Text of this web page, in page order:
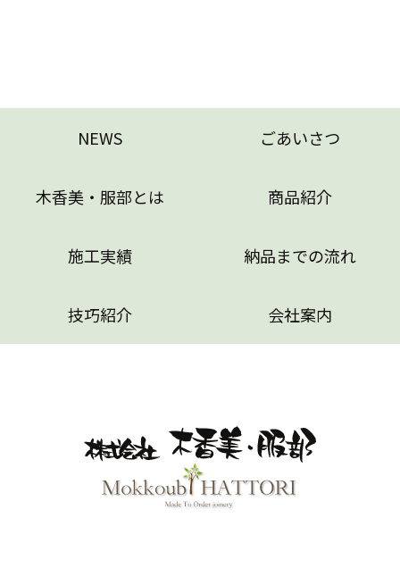
NEWS ごあいさつ
木香美・服部とは 商品紹介
施工実績 納品までの流れ
技巧紹介 会社案内